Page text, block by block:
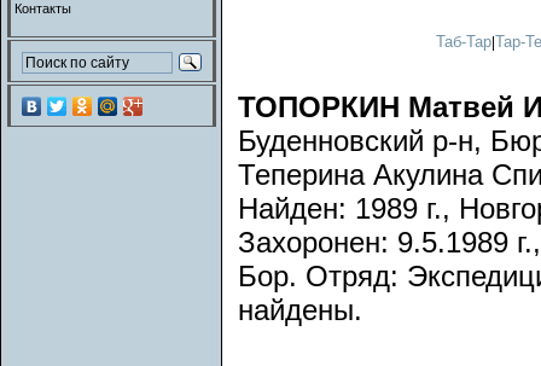
Таб-Тар Тар-
ТОПОРКИН Матвей
Буденновский р-н,
Теперина Акулина
Найден: 1989 г.,
Захоронен: 9.5.1989
Бор. Отряд:
найдены.
Контакты